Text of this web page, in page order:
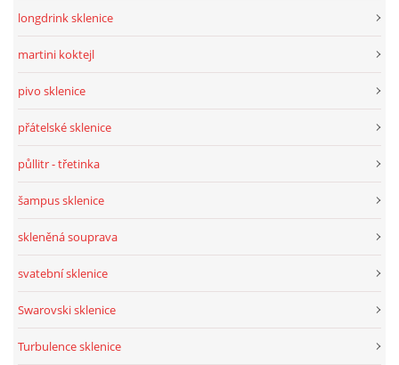
longdrink sklenice
martini koktejl
pivo sklenice
přátelské sklenice
půllitr - třetinka
šampus sklenice
skleněná souprava
svatební sklenice
Swarovski sklenice
Turbulence sklenice